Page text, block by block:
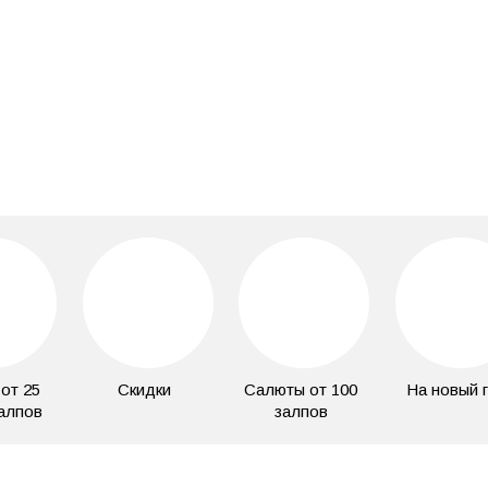
25
Скидки
Салюты от 100
залпов
На новый